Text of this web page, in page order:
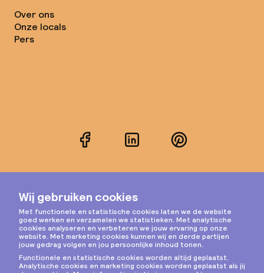
Over ons
Onze locals
Pers
FacebookLinkedInPinterest
Instagram